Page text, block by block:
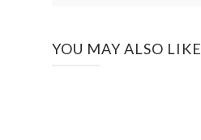
YOU MAY ALSO LIKE